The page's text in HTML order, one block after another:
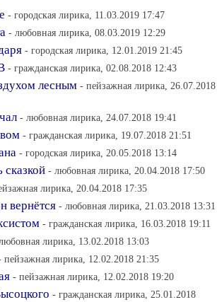
- городская лирика, 11.03.2019 17:47
- любовная лирика, 08.03.2019 12:29
- городская лирика, 12.01.2019 21:45
- гражданская лирика, 02.08.2018 12:43
лесным - пейзажная лирика, 26.07.2018
- любовная лирика, 24.07.2018 19:41
- гражданская лирика, 19.07.2018 21:51
- городская лирика, 20.05.2018 13:14
сказкой - любовная лирика, 20.04.2018 17:50
лирика, 20.04.2018 17:35
вернётся - любовная лирика, 21.03.2018 13:31
- гражданская лирика, 16.03.2018 19:11
лирика, 13.02.2018 13:03
пейзажная лирика, 12.02.2018 21:35
- пейзажная лирика, 12.02.2018 19:20
- гражданская лирика, 25.01.2018